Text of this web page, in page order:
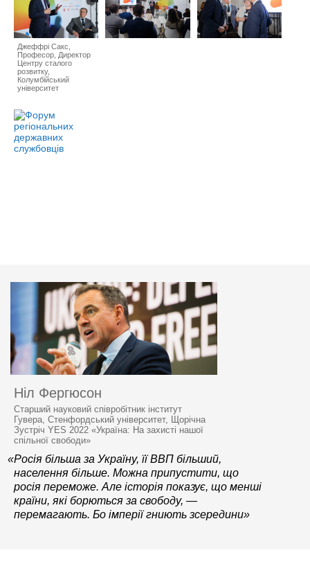
Джеффрі Сакс,
Професор, Директор
Центру сталого
розвитку,
Колумбійський
університет
Ніл Фергюсон
Старший науковий співробітник інститут
Гувера, Стенфордський університет, Щорічна
Зустріч YES 2022 «Україна: На захисті нашої
спільної свободи»
«Росія більша за Україну, її ВВП більший,
населення більше. Можна припустити, що
росія переможе. Але історія показує, що менші
країни, які борються за свободу, —
перемагають. Бо імперії гниють зсередини»